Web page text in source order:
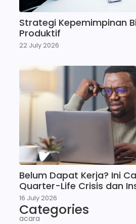
Strategi Kepemimpinan
Produktif
22 July 2026
Belum Dapat Kerja? Ini
Quarter-Life Crisis dan
16 July 2026
Categories
acara